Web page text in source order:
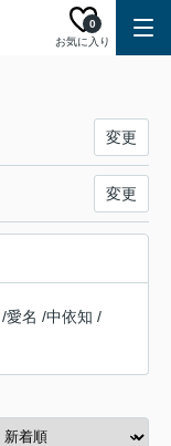
お気に入り
0
変更
変更
/愛名 /中依知 /